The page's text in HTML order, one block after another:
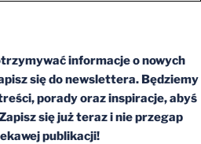
informacje o nowych
się do newslettera. Będziemy
porady oraz inspiracje, abyś
się już teraz i nie przegap
publikacji!